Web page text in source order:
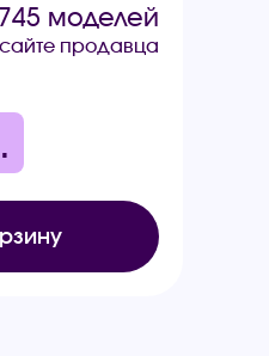
моделей
продавца